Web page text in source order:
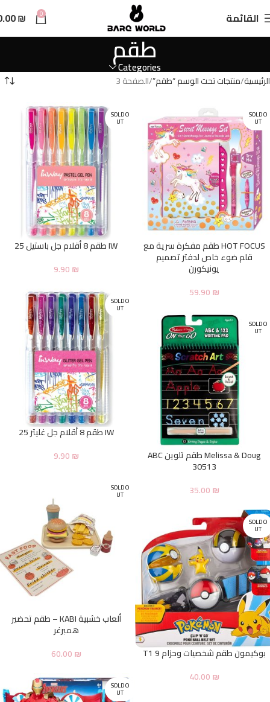
القائمة 0
₪
طقم
Categories
الرئيسية منتجات تحت الوسم “طقم” الصفحة 3
SOLD O
UT
HOT FOCUS طقم مفكرة سرية مع
قلم ضوء خاص لدفتر تصميم
يونيكورن
59.90₪
SOLD O
UT
IW طقم 8 أقلام جل باستيل 25
9.90₪
SOLD O
UT
IW طقم 8 أقلام جل غليتر 25
9.90₪
SOLD O
UT
Melissa & Doug طقم تلوين ABC
30513
35.00₪
SOLD O
UT
ألعاب خشبية KABI – طقم تحضير
همبرغر
60.00₪
SOLD O
UT
بوكيمون طقم شخصيات وحزام T1 9
40.00₪
SOLD O
UT